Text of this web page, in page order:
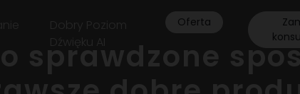
Oferta
sprawdzone